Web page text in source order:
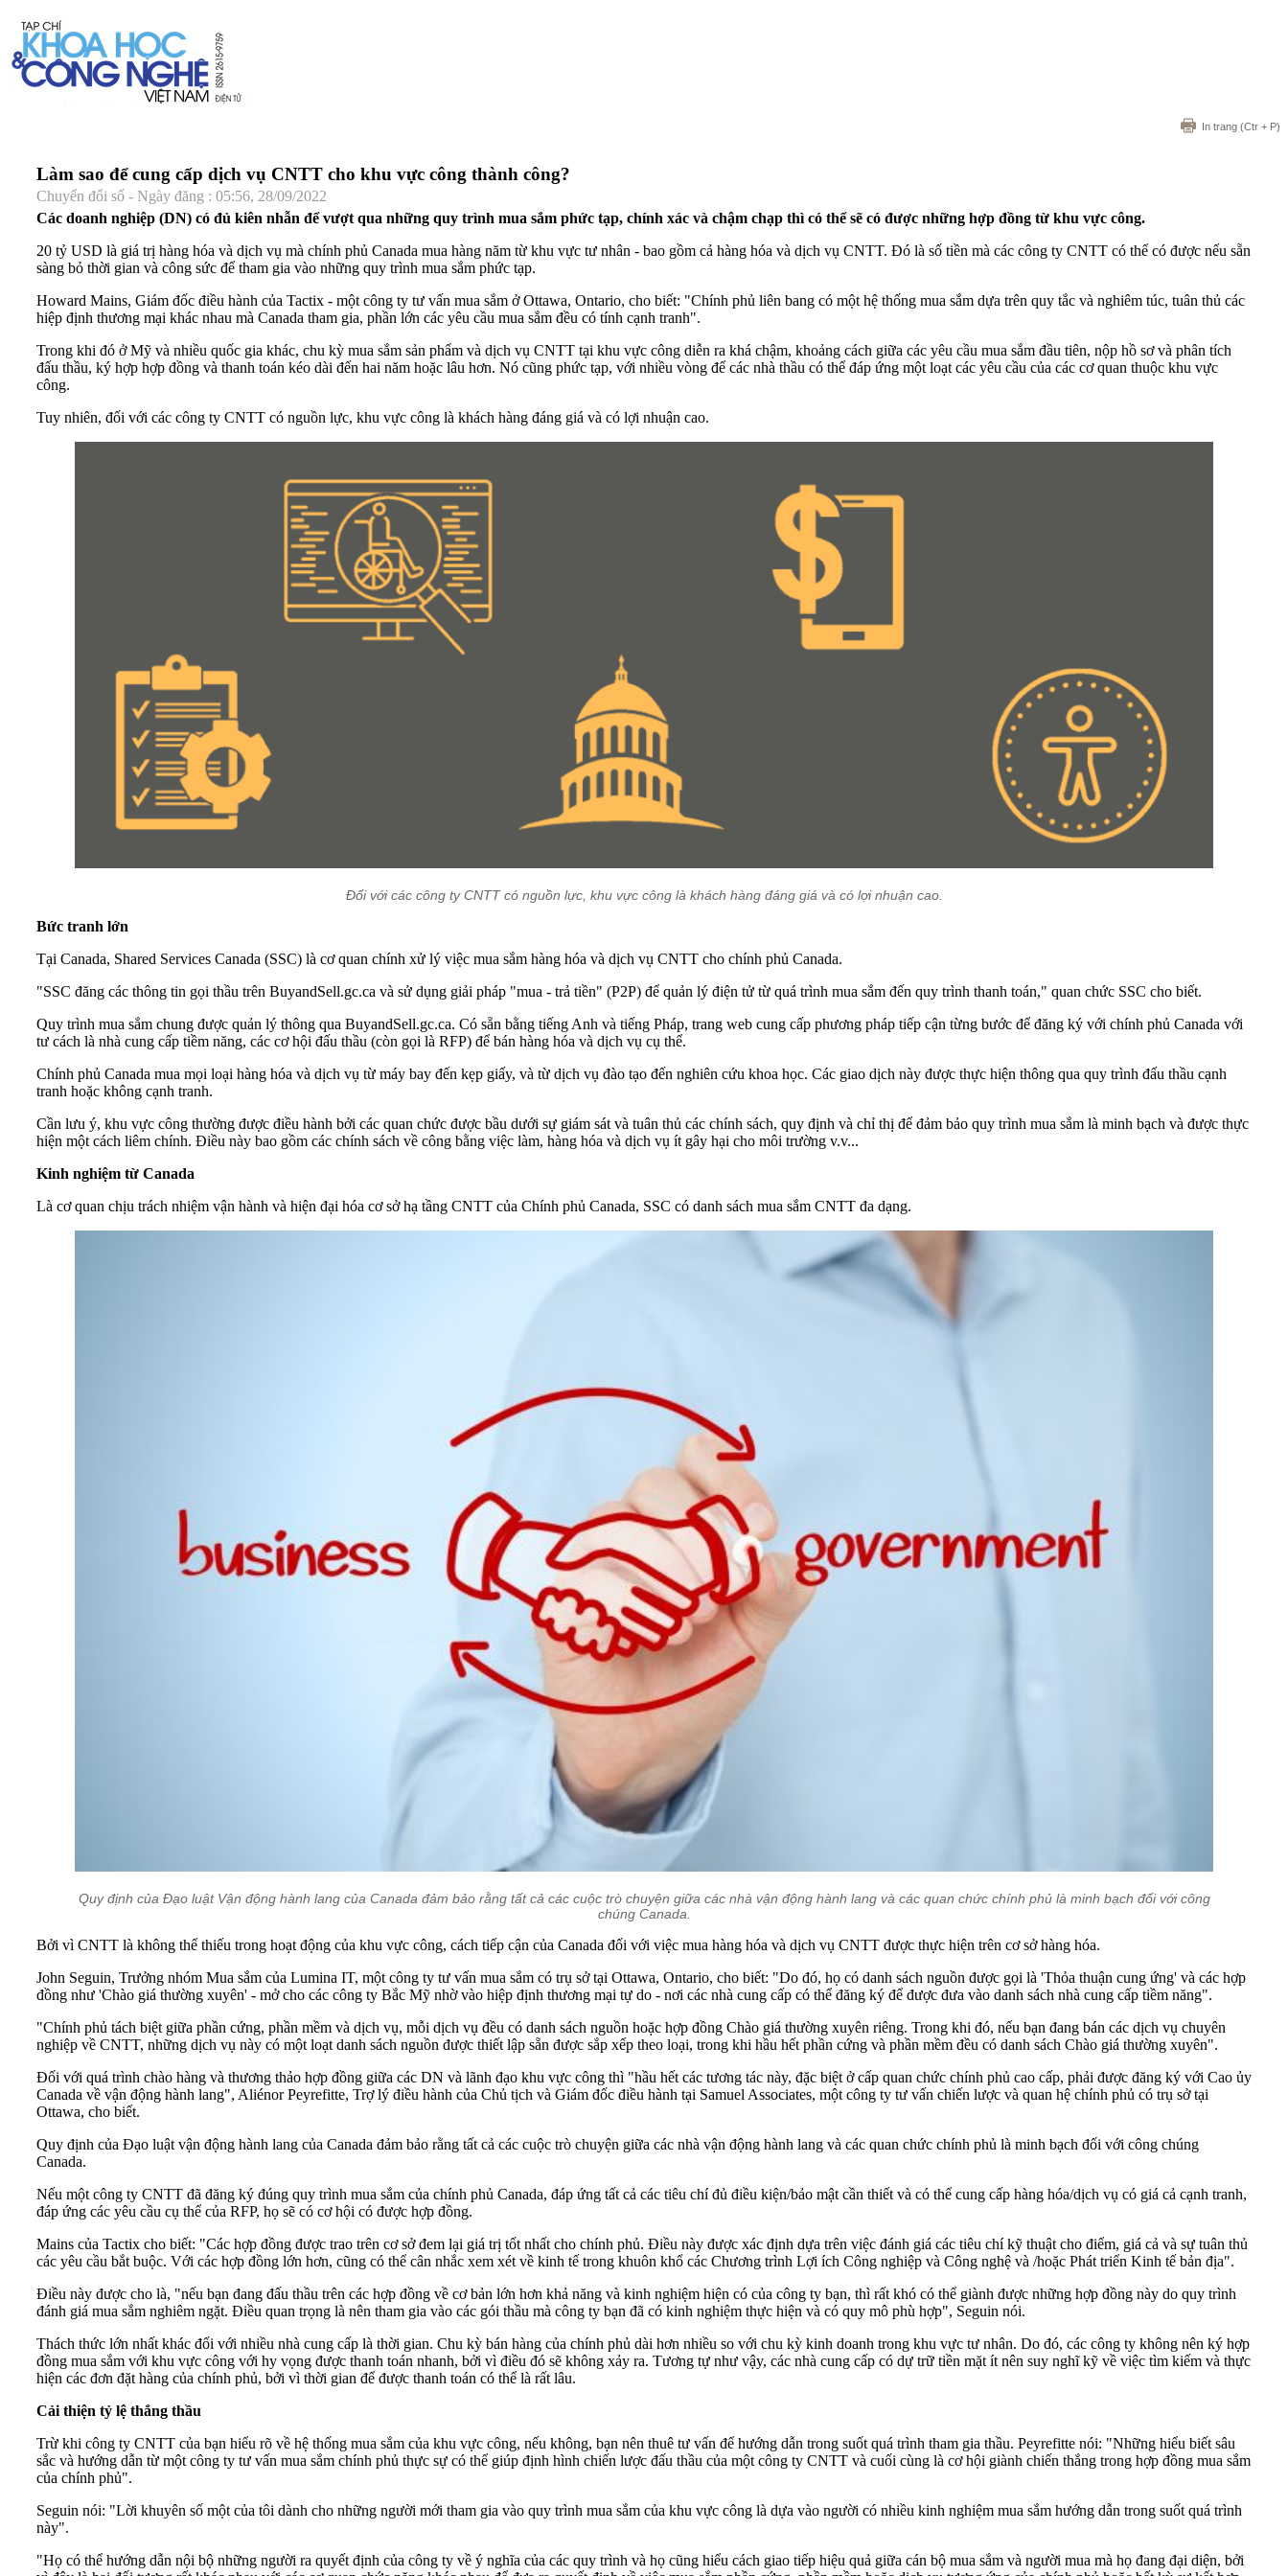
In trang (Ctr + P)
Làm sao để cung cấp dịch vụ CNTT cho khu vực công thành công?
Chuyển đổi số - Ngày đăng : 05:56, 28/09/2022
Các doanh nghiệp (DN) có đủ kiên nhẫn để vượt qua những quy trình mua sắm phức tạp, chính xác và chậm chạp thì có thể sẽ có được những hợp đồng từ khu vực công.
20 tỷ USD là giá trị hàng hóa và dịch vụ mà chính phủ Canada mua hàng năm từ khu vực tư nhân - bao gồm cả hàng hóa và dịch vụ CNTT. Đó là số tiền mà các công ty CNTT có thể có được nếu sẵn
sàng bỏ thời gian và công sức để tham gia vào những quy trình mua sắm phức tạp.
Howard Mains, Giám đốc điều hành của Tactix - một công ty tư vấn mua sắm ở Ottawa, Ontario, cho biết: "Chính phủ liên bang có một hệ thống mua sắm dựa trên quy tắc và nghiêm túc, tuân thủ các
hiệp định thương mại khác nhau mà Canada tham gia, phần lớn các yêu cầu mua sắm đều có tính cạnh tranh".
Trong khi đó ở Mỹ và nhiều quốc gia khác, chu kỳ mua sắm sản phẩm và dịch vụ CNTT tại khu vực công diễn ra khá chậm, khoảng cách giữa các yêu cầu mua sắm đầu tiên, nộp hồ sơ và phân tích
đấu thầu, ký hợp hợp đồng và thanh toán kéo dài đến hai năm hoặc lâu hơn. Nó cũng phức tạp, với nhiều vòng để các nhà thầu có thể đáp ứng một loạt các yêu cầu của các cơ quan thuộc khu vực
công.
Tuy nhiên, đối với các công ty CNTT có nguồn lực, khu vực công là khách hàng đáng giá và có lợi nhuận cao.
Đối với các công ty CNTT có nguồn lực, khu vực công là khách hàng đáng giá và có lợi nhuận cao.
Bức tranh lớn
Tại Canada, Shared Services Canada (SSC) là cơ quan chính xử lý việc mua sắm hàng hóa và dịch vụ CNTT cho chính phủ Canada.
"SSC đăng các thông tin gọi thầu trên BuyandSell.gc.ca và sử dụng giải pháp "mua - trả tiền" (P2P) để quản lý điện tử từ quá trình mua sắm đến quy trình thanh toán," quan chức SSC cho biết.
Quy trình mua sắm chung được quản lý thông qua BuyandSell.gc.ca. Có sẵn bằng tiếng Anh và tiếng Pháp, trang web cung cấp phương pháp tiếp cận từng bước để đăng ký với chính phủ Canada với
tư cách là nhà cung cấp tiềm năng, các cơ hội đấu thầu (còn gọi là RFP) để bán hàng hóa và dịch vụ cụ thể.
Chính phủ Canada mua mọi loại hàng hóa và dịch vụ từ máy bay đến kẹp giấy, và từ dịch vụ đào tạo đến nghiên cứu khoa học. Các giao dịch này được thực hiện thông qua quy trình đấu thầu cạnh
tranh hoặc không cạnh tranh.
Cần lưu ý, khu vực công thường được điều hành bởi các quan chức được bầu dưới sự giám sát và tuân thủ các chính sách, quy định và chỉ thị để đảm bảo quy trình mua sắm là minh bạch và được thực
hiện một cách liêm chính. Điều này bao gồm các chính sách về công bằng việc làm, hàng hóa và dịch vụ ít gây hại cho môi trường v.v...
Kinh nghiệm từ Canada
Là cơ quan chịu trách nhiệm vận hành và hiện đại hóa cơ sở hạ tầng CNTT của Chính phủ Canada, SSC có danh sách mua sắm CNTT đa dạng.
Quy định của Đạo luật Vận động hành lang của Canada đảm bảo rằng tất cả các cuộc trò chuyện giữa các nhà vận động hành lang và các quan chức chính phủ là minh bạch đối với công
chúng Canada.
Bởi vì CNTT là không thể thiếu trong hoạt động của khu vực công, cách tiếp cận của Canada đối với việc mua hàng hóa và dịch vụ CNTT được thực hiện trên cơ sở hàng hóa.
John Seguin, Trưởng nhóm Mua sắm của Lumina IT, một công ty tư vấn mua sắm có trụ sở tại Ottawa, Ontario, cho biết: "Do đó, họ có danh sách nguồn được gọi là 'Thỏa thuận cung ứng' và các hợp
đồng như 'Chào giá thường xuyên' - mở cho các công ty Bắc Mỹ nhờ vào hiệp định thương mại tự do - nơi các nhà cung cấp có thể đăng ký để được đưa vào danh sách nhà cung cấp tiềm năng".
"Chính phủ tách biệt giữa phần cứng, phần mềm và dịch vụ, mỗi dịch vụ đều có danh sách nguồn hoặc hợp đồng Chào giá thường xuyên riêng. Trong khi đó, nếu bạn đang bán các dịch vụ chuyên
nghiệp về CNTT, những dịch vụ này có một loạt danh sách nguồn được thiết lập sẵn được sắp xếp theo loại, trong khi hầu hết phần cứng và phần mềm đều có danh sách Chào giá thường xuyên".
Đối với quá trình chào hàng và thương thảo hợp đồng giữa các DN và lãnh đạo khu vực công thì "hầu hết các tương tác này, đặc biệt ở cấp quan chức chính phủ cao cấp, phải được đăng ký với Cao ủy
Canada về vận động hành lang", Aliénor Peyrefitte, Trợ lý điều hành của Chủ tịch và Giám đốc điều hành tại Samuel Associates, một công ty tư vấn chiến lược và quan hệ chính phủ có trụ sở tại
Ottawa, cho biết.
Quy định của Đạo luật vận động hành lang của Canada đảm bảo rằng tất cả các cuộc trò chuyện giữa các nhà vận động hành lang và các quan chức chính phủ là minh bạch đối với công chúng
Canada.
Nếu một công ty CNTT đã đăng ký đúng quy trình mua sắm của chính phủ Canada, đáp ứng tất cả các tiêu chí đủ điều kiện/bảo mật cần thiết và có thể cung cấp hàng hóa/dịch vụ có giá cả cạnh tranh,
đáp ứng các yêu cầu cụ thể của RFP, họ sẽ có cơ hội có được hợp đồng.
Mains của Tactix cho biết: "Các hợp đồng được trao trên cơ sở đem lại giá trị tốt nhất cho chính phủ. Điều này được xác định dựa trên việc đánh giá các tiêu chí kỹ thuật cho điểm, giá cả và sự tuân thủ
các yêu cầu bắt buộc. Với các hợp đồng lớn hơn, cũng có thể cân nhắc xem xét về kinh tế trong khuôn khổ các Chương trình Lợi ích Công nghiệp và Công nghệ và /hoặc Phát triển Kinh tế bản địa".
Điều này được cho là, "nếu bạn đang đấu thầu trên các hợp đồng về cơ bản lớn hơn khả năng và kinh nghiệm hiện có của công ty bạn, thì rất khó có thể giành được những hợp đồng này do quy trình
đánh giá mua sắm nghiêm ngặt. Điều quan trọng là nên tham gia vào các gói thầu mà công ty bạn đã có kinh nghiệm thực hiện và có quy mô phù hợp", Seguin nói.
Thách thức lớn nhất khác đối với nhiều nhà cung cấp là thời gian. Chu kỳ bán hàng của chính phủ dài hơn nhiều so với chu kỳ kinh doanh trong khu vực tư nhân. Do đó, các công ty không nên ký hợp
đồng mua sắm với khu vực công với hy vọng được thanh toán nhanh, bởi vì điều đó sẽ không xảy ra. Tương tự như vậy, các nhà cung cấp có dự trữ tiền mặt ít nên suy nghĩ kỹ về việc tìm kiếm và thực
hiện các đơn đặt hàng của chính phủ, bởi vì thời gian để được thanh toán có thể là rất lâu.
Cải thiện tỷ lệ thắng thầu
Trừ khi công ty CNTT của bạn hiểu rõ về hệ thống mua sắm của khu vực công, nếu không, bạn nên thuê tư vấn để hướng dẫn trong suốt quá trình tham gia thầu. Peyrefitte nói: "Những hiểu biết sâu
sắc và hướng dẫn từ một công ty tư vấn mua sắm chính phủ thực sự có thể giúp định hình chiến lược đấu thầu của một công ty CNTT và cuối cùng là cơ hội giành chiến thắng trong hợp đồng mua sắm
của chính phủ".
Seguin nói: "Lời khuyên số một của tôi dành cho những người mới tham gia vào quy trình mua sắm của khu vực công là dựa vào người có nhiều kinh nghiệm mua sắm hướng dẫn trong suốt quá trình
này".
"Họ có thể hướng dẫn nội bộ những người ra quyết định của công ty về ý nghĩa của các quy trình và họ cũng hiểu cách giao tiếp hiệu quả giữa cán bộ mua sắm và người mua mà họ đang đại diện, bởi